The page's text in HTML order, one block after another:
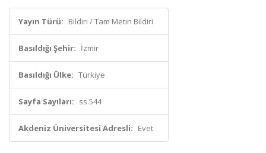
Yayın Türü: Bildiri / Tam Metin Bildiri
Basıldığı Şehir: İzmir
Basıldığı Ülke: Türkiye
Sayfa Sayıları: ss.544
Akdeniz Üniversitesi Adresli: Evet